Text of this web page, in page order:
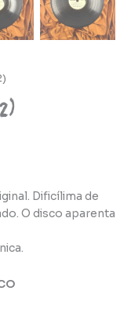
Dificílima de
O disco aparenta